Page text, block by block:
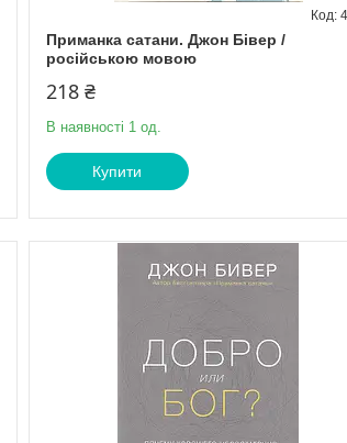
Приманка сатани. Джон Бівер /
російською мовою
218 ₴
В наявності 1 од.
Купити